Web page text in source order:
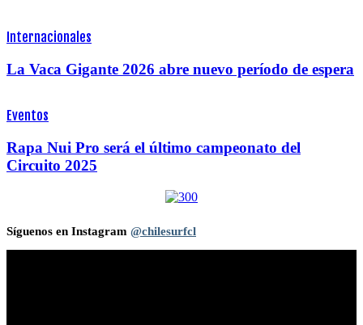
Internacionales
La Vaca Gigante 2026 abre nuevo período de espera
Eventos
Rapa Nui Pro será el último campeonato del
Circuito 2025
Síguenos en Instagram @chilesurfcl